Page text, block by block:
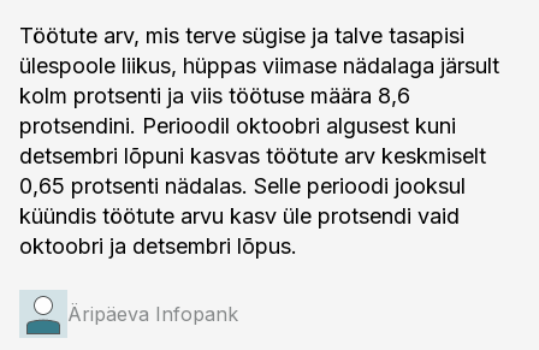
Töötute arv, mis terve sügise ja talve tasapisi
ülespoole liikus, hüppas viimase nädalaga järsult
kolm protsenti ja viis töötuse määra 8,6
protsendini. Perioodil oktoobri algusest kuni
detsembri lõpuni kasvas töötute arv keskmiselt
0,65 protsenti nädalas. Selle perioodi jooksul
küündis töötute arvu kasv üle protsendi vaid
oktoobri ja detsembri lõpus.
Äripäeva Infopank